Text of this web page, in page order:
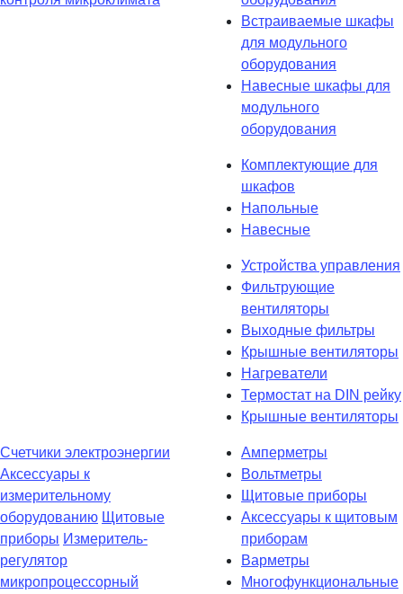
Встраиваемые шкафы
для модульного
оборудования
Навесные шкафы для
модульного
оборудования
Комплектующие для
шкафов
Напольные
Навесные
Устройства управления
Фильтрующие
вентиляторы
Выходные фильтры
Крышные вентиляторы
Нагреватели
Термостат на DIN рейку
Крышные вентиляторы
Счетчики электроэнергии
Аксессуары к
измерительному
оборудованию Щитовые
приборы Измеритель-
регулятор
микропроцессорный
Амперметры
Вольтметры
Щитовые приборы
Аксессуары к щитовым
приборам
Варметры
Многофункциональные